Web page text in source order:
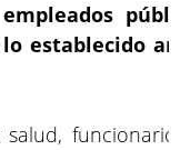
lo establecido